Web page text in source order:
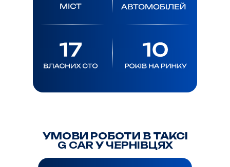
УМОВИ РОБОТИ В ТАКСІ
G CAR У ЧЕРНІВЦЯХ